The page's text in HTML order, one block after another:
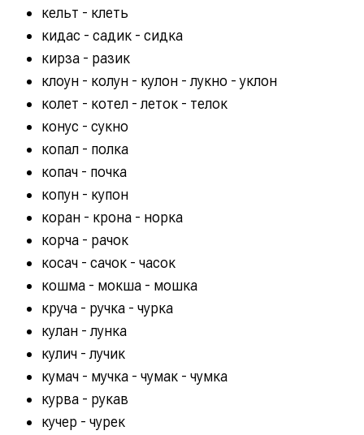
кельт - клеть
кидас - садик - сидка
кирза - разик
клоун - колун - кулон - лукно - уклон
колет - котел - леток - телок
конус - сукно
копал - полка
копач - почка
копун - купон
коран - крона - норка
корча - рачок
косач - сачок - часок
кошма - мокша - мошка
круча - ручка - чурка
кулан - лунка
кулич - лучик
кумач - мучка - чумак - чумка
курва - рукав
кучер - чурек